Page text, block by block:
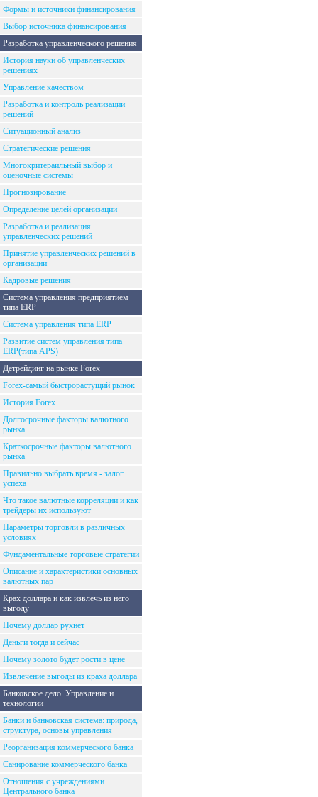
Формы и источники финансирования
Выбор источника финансирования
Разработка управленческого решения
История науки об управленческих
решениях
Управление качеством
Разработка и контроль реализации
решений
Ситуационный анализ
Стратегические решения
Многокритераильный выбор и
оценочные системы
Прогнозирование
Определение целей организации
Разработка и реализация
управленческих решений
Принятие управленческих решений в
организации
Кадровые решения
Система управления предприятием
типа ERP
Система управления типа ERP
Развитие систем управления типа
ERP(типа APS)
Детрейдинг на рынке Forex
Forex-самый быстрорастущий рынок
История Forex
Долгосрочные факторы валютного
рынка
Краткосрочные факторы валютного
рынка
Правильно выбрать время - залог
успеха
Что такое валютные корреляции и как
трейдеры их используют
Параметры торговли в различных
условиях
Фундаментальные торговые стратегии
Описание и характеристики основных
валютных пар
Крах доллара и как извлечь из него
выгоду
Почему доллар рухнет
Деньги тогда и сейчас
Почему золото будет рости в цене
Извлечение выгоды из краха доллара
Банковское дело. Управление и
технологии
Банки и банковская система: природа,
структура, основы управления
Реорганизация коммерческого банка
Санирование коммерческого банка
Отношения с учреждениями
Центрального банка